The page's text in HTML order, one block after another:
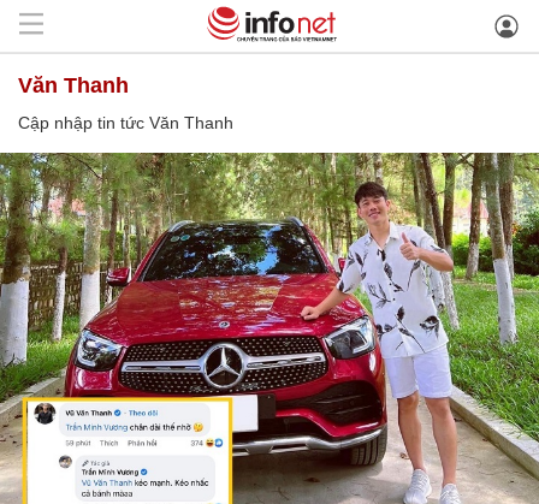
Văn Thanh
Cập nhập tin tức Văn Thanh